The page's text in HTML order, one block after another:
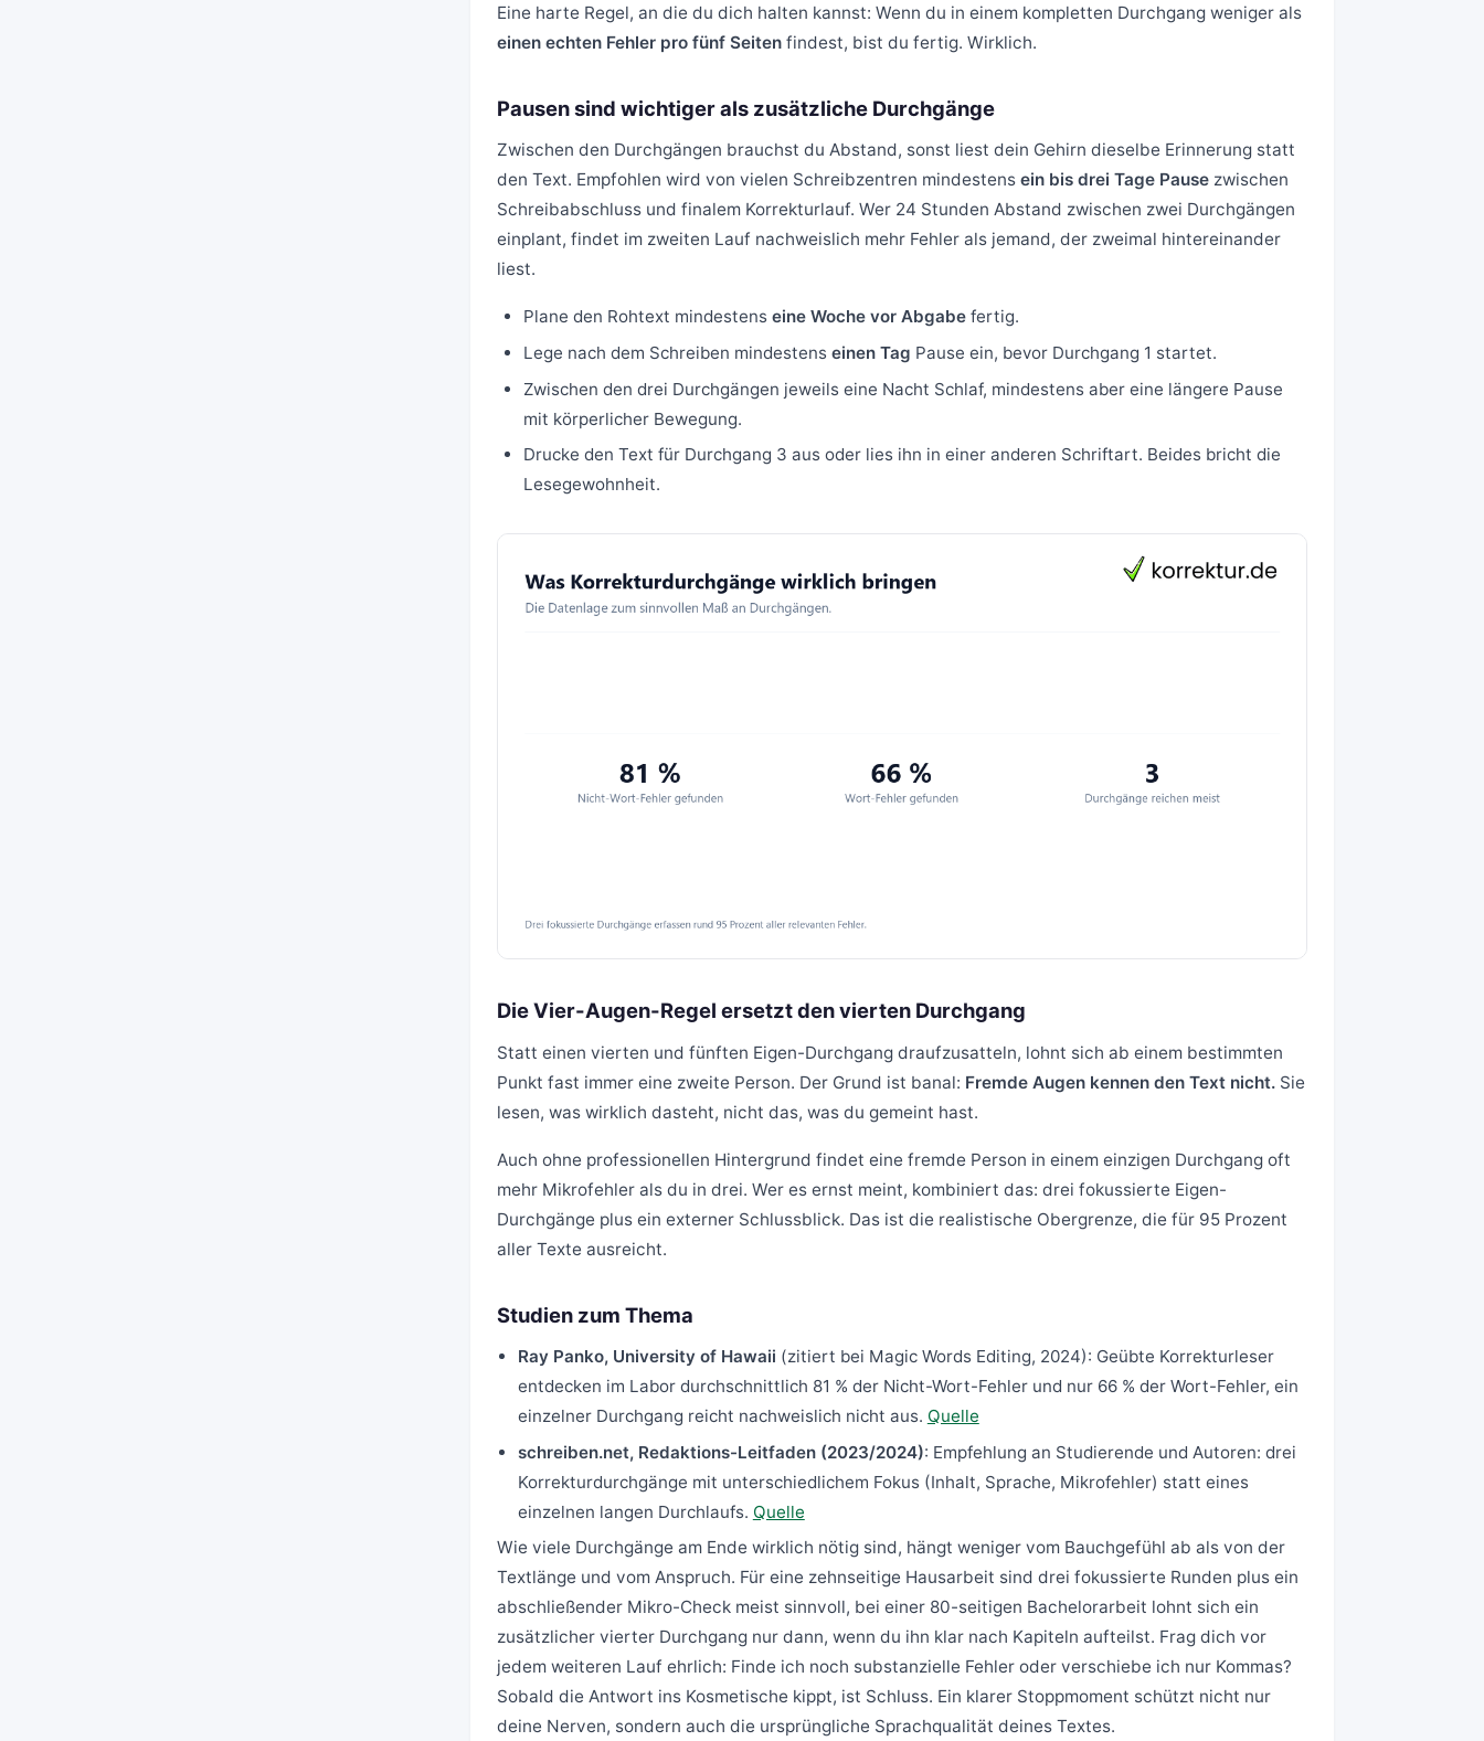
Eine harte Regel, an die du dich halten kannst: Wenn du in einem kompletten Durchgang weniger als
einen echten Fehler pro fünf Seitenfindest, bist du fertig. Wirklich.
Pausen sind wichtiger als zusätzliche Durchgänge
Zwischen den Durchgängen brauchst du Abstand, sonst liest dein Gehirn dieselbe Erinnerung statt
den Text. Empfohlen wird von vielen Schreibzentren mindestens ein bis drei Tage Pausezwischen
Schreibabschluss und finalem Korrekturlauf. Wer 24 Stunden Abstand zwischen zwei Durchgängen
einplant, findet im zweiten Lauf nachweislich mehr Fehler als jemand, der zweimal hintereinander
liest.
Plane den Rohtext mindestens eine Woche vor Abgabefertig.
Lege nach dem Schreiben mindestens einen Tag Pause ein, bevor Durchgang 1 startet.
Zwischen den drei Durchgängen jeweils eine Nacht Schlaf, mindestens aber eine längere Pause
mit körperlicher Bewegung.
Drucke den Text für Durchgang 3 aus oder lies ihn in einer anderen Schriftart. Beides bricht die
Lesegewohnheit.
Die Vier-Augen-Regel ersetzt den vierten Durchgang
Statt einen vierten und fünften Eigen-Durchgang draufzusatteln, lohnt sich ab einem bestimmten
Punkt fast immer eine zweite Person. Der Grund ist banal: Fremde Augen kennen den Text nicht.Sie
lesen, was wirklich dasteht, nicht das, was du gemeint hast.
Auch ohne professionellen Hintergrund findet eine fremde Person in einem einzigen Durchgang oft
mehr Mikrofehler als du in drei. Wer es ernst meint, kombiniert das: drei fokussierte Eigen-
Durchgänge plus ein externer Schlussblick. Das ist die realistische Obergrenze, die für 95 Prozent
aller Texte ausreicht.
Studien zum Thema
Ray Panko, University of Hawaii (zitiert bei Magic Words Editing, 2024): Geübte Korrekturleser
entdecken im Labor durchschnittlich 81 % der Nicht-Wort-Fehler und nur 66 % der Wort-Fehler, ein
einzelner Durchgang reicht nachweislich nicht aus. Quelle
schreiben.net, Redaktions-Leitfaden (2023/2024): Empfehlung an Studierende und Autoren: drei
Korrekturdurchgänge mit unterschiedlichem Fokus (Inhalt, Sprache, Mikrofehler) statt eines
einzelnen langen Durchlaufs. Quelle
Wie viele Durchgänge am Ende wirklich nötig sind, hängt weniger vom Bauchgefühl ab als von der
Textlänge und vom Anspruch. Für eine zehnseitige Hausarbeit sind drei fokussierte Runden plus ein
abschließender Mikro-Check meist sinnvoll, bei einer 80-seitigen Bachelorarbeit lohnt sich ein
zusätzlicher vierter Durchgang nur dann, wenn du ihn klar nach Kapiteln aufteilst. Frag dich vor
jedem weiteren Lauf ehrlich: Finde ich noch substanzielle Fehler oder verschiebe ich nur Kommas?
Sobald die Antwort ins Kosmetische kippt, ist Schluss. Ein klarer Stoppmoment schützt nicht nur
deine Nerven, sondern auch die ursprüngliche Sprachqualität deines Textes.